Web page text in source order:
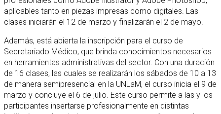
aplicables tanto en piezas impresas como digitales. Las
clases iniciarán el 12 de marzo y finalizarán el 2 de mayo.
Además, está abierta la inscripción para el curso de
Secretariado Médico, que brinda conocimientos necesarios
en herramientas administrativas del sector. Con una duración
de 16 clases, las cuales se realizarán los sábados de 10 a 13
de manera semipresencial en la UNLaM, el curso inicia el 9 de
marzo y concluye el 6 de julio. Este curso permite a las y los
participantes insertarse profesionalmente en distintas